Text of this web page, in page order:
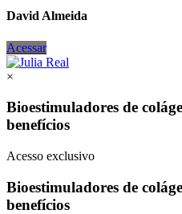
David Almeida
Acessar
×
Bioestimuladores de
benefícios
Acesso exclusivo
Bioestimuladores de
benefícios